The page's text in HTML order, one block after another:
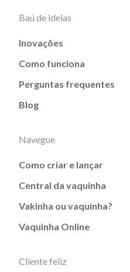
Baú de ideias
Inovações
Como funciona
Perguntas frequentes
Blog
Navegue
Como criar e lançar
Central da vaquinha
Vakinha ou vaquinha?
Vaquinha Online
Cliente feliz